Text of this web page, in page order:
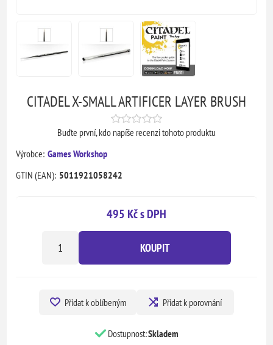
CITADEL X-SMALL ARTIFICER LAYER BRUSH
Buďte první, kdo napíše recenzi tohoto produktu
Výrobce: Games Workshop
GTIN (EAN): 5011921058242
495 Kč s DPH
KOUPIT
Přidat k oblíbeným Přidat k porovnání
Dostupnost:Skladem